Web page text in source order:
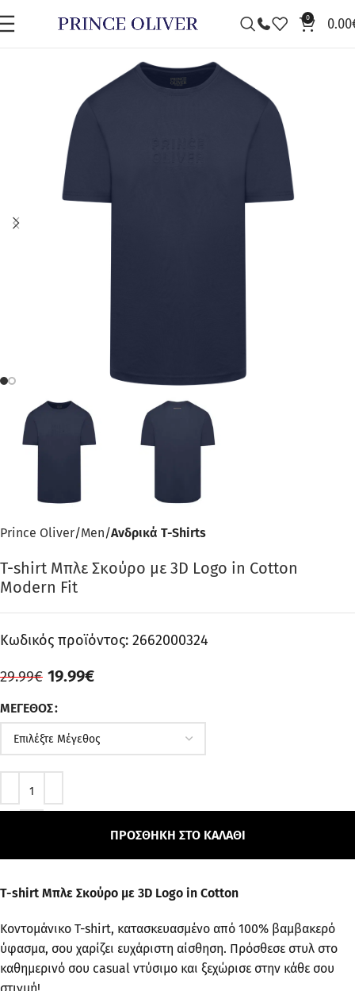
0 0.00
Prince Oliver Men Ανδρικά T-Shirts
T-shirt Μπλε Σκούρο με 3D Logo in Cotton
Modern Fit
Κωδικός προϊόντος: 2662000324
29.99€ 19.99€
ΜΈΓΕΘΟΣ
ΠΡΟΣΘΉΚΗ ΣΤΟ ΚΑΛΆΘΙ
T-shirt Μπλε Σκούρο με 3D Logo in Cotton
Κοντομάνικο T-shirt, κατασκευασμένο από 100% βαμβακερό
ύφασμα, σου χαρίζει ευχάριστη αίσθηση. Πρόσθεσε στυλ στο
καθημερινό σου casual ντύσιμο και ξεχώρισε στην κάθε σου